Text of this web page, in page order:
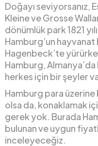
Doğayı seviyorsanız,
Kleine ve Grosse
dönümlük park 1821
Hamburg’un
Hagenbeck’te
Hamburg,
herkes için bir şeyler
Hamburg para
olsa da, konaklamak
gerek yok. Burada
bulunan ve uygun
inceleyeceğiz.